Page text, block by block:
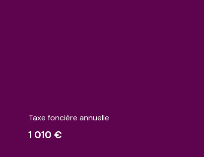
Taxe foncière annuelle
1 010 €